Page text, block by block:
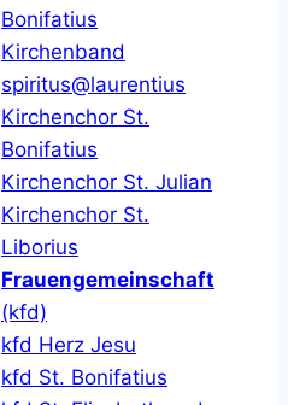
Bonifatius
Kirchenband
spiritus@laurentius
Kirchenchor St.
Bonifatius
Kirchenchor St. Julian
Kirchenchor St.
Liborius
Frauengemeinschaft
(kfd)
kfd Herz Jesu
kfd St. Bonifatius